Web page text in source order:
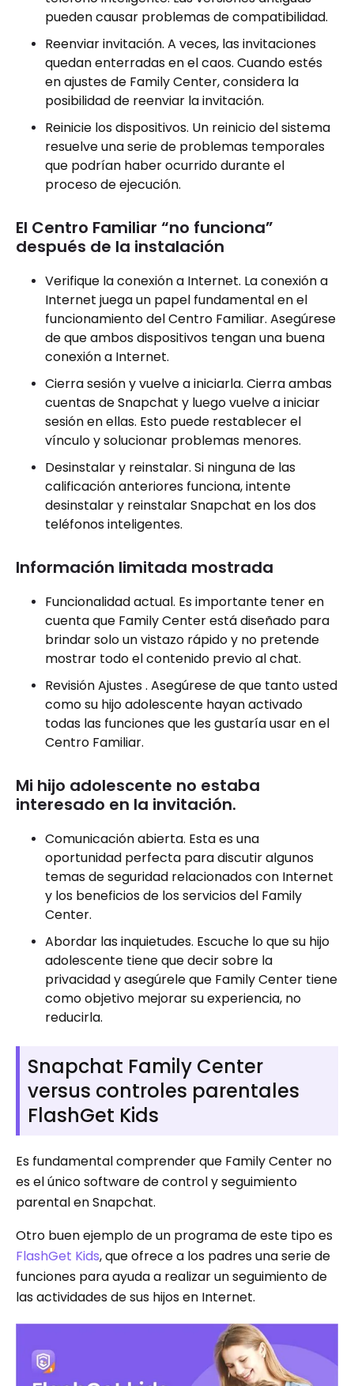
pueden causar problemas de compatibilidad.
Reenviar invitación. A veces, las invitaciones
quedan enterradas en el caos. Cuando estés
en ajustes de Family Center, considera la
posibilidad de reenviar la invitación.
Reinicie los dispositivos. Un reinicio del sistema
resuelve una serie de problemas temporales
que podrían haber ocurrido durante el
proceso de ejecución.
El Centro Familiar “no funciona”
después de la instalación
Verifique la conexión a Internet. La conexión a
Internet juega un papel fundamental en el
funcionamiento del Centro Familiar. Asegúrese
de que ambos dispositivos tengan una buena
conexión a Internet.
Cierra sesión y vuelve a iniciarla. Cierra ambas
cuentas de Snapchat y luego vuelve a iniciar
sesión en ellas. Esto puede restablecer el
vínculo y solucionar problemas menores.
Desinstalar y reinstalar. Si ninguna de las
calificación anteriores funciona, intente
desinstalar y reinstalar Snapchat en los dos
teléfonos inteligentes.
Información limitada mostrada
Funcionalidad actual. Es importante tener en
cuenta que Family Center está diseñado para
brindar solo un vistazo rápido y no pretende
mostrar todo el contenido previo al chat.
Revisión Ajustes . Asegúrese de que tanto usted
como su hijo adolescente hayan activado
todas las funciones que les gustaría usar en el
Centro Familiar.
Mi hijo adolescente no estaba
interesado en la invitación.
Comunicación abierta. Esta es una
oportunidad perfecta para discutir algunos
temas de seguridad relacionados con Internet
y los beneficios de los servicios del Family
Center.
Abordar las inquietudes. Escuche lo que su hijo
adolescente tiene que decir sobre la
privacidad y asegúrele que Family Center tiene
como objetivo mejorar su experiencia, no
reducirla.
Snapchat Family Center
versus controles parentales
FlashGet Kids
Es fundamental comprender que Family Center no
es el único software de control y seguimiento
parental en Snapchat.
Otro buen ejemplo de un programa de este tipo es
FlashGet Kids, que ofrece a los padres una serie de
funciones para ayuda a realizar un seguimiento de
las actividades de sus hijos en Internet.